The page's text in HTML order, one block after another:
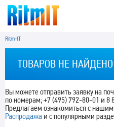
Ritm-IT
ТОВАРОВ НЕ НАЙДЕНО
Вы можете отправить заявку на
по номерам; +7 (495) 792-80-01 и 8
Предлагаем ознакомиться с
Распродажа и с популярными